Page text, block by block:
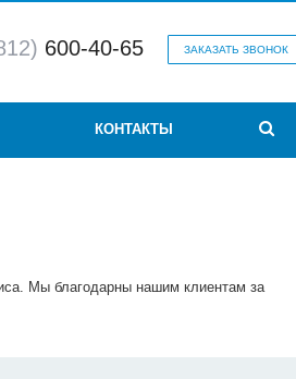
ЗАКАЗАТЬ ЗВОНОК
600-40-65
КОНТАКТЫ
Мы благодарны нашим клиентам за